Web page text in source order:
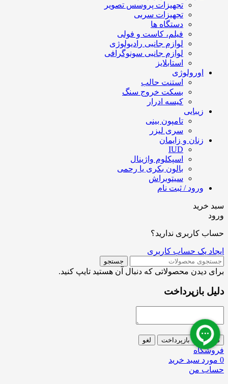
تجهیزات پروسس تصویر
تجهیزات سربی
دستگاه ها
فیلم، کاست و فولی
لوازم جانبی رادیولوژی
لوازم جانبی سونوگرافی
استابلایز
اورولوژی
استنت حالب
بسکت خروج سنگ
کیسه ادرار
زیبایی
تامپون بینی
سری لیزر
زنان و زایمان
IUD
اسپکلوم واژینال
بالون بکری یا رحمی
سیتوبراش
ورود / ثبت نام
سبد خرید
ورود
حساب کاربری ندارید؟
ایجاد یک حساب کاربری
جستجو
برای دیدن محصولاتی که دنبال آن هستید تایپ کنید.
دلیل بازپرداخت
درخواست بازپرداخت لغو
فروشگاه
0 مورد سبد خرید
حساب من